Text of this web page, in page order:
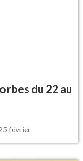
du 22 au
février